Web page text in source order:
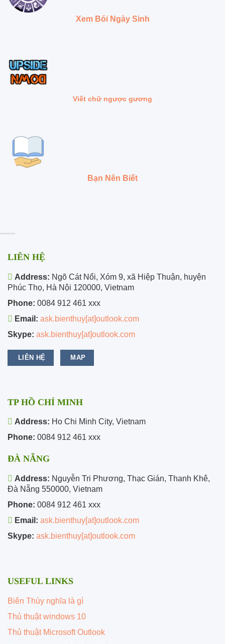
Xem Bói Ngày Sinh
Viết chữ ngược gương
Bạn Nên Biết
LIÊN HỆ
Address: Ngõ Cát Nổi, Xóm 9, xã Hiệp Thuận, huyện
Phúc Thọ, Hà Nội 120000, Vietnam
Phone: 0084 912 461 xxx
Email: ask.bienthuy[at]outlook.com
Skype: ask.bienthuy[at]outlook.com
LIÊN HỆ MAP
TP HỒ CHÍ MINH
Address: Ho Chi Minh City, Vietnam
Phone: 0084 912 461 xxx
ĐÀ NẴNG
Address: Nguyễn Tri Phương, Thạc Gián, Thanh Khê,
Đà Nẵng 550000, Vietnam
Phone: 0084 912 461 xxx
Email: ask.bienthuy[at]outlook.com
Skype: ask.bienthuy[at]outlook.com
USEFUL LINKS
Biên Thùy nghĩa là gì
Thủ thuật windows 10
Thủ thuật Microsoft Outlook